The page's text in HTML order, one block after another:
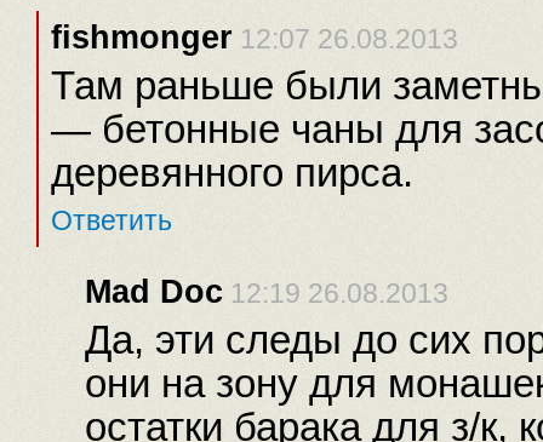
fishmonger 12:07 26.08.2013
Там раньше были
— бетонные чаны для
деревянного пирса.
Ответить
Mad Doc 12:19 26.08.2013
Да, эти следы до сих
они на зону для
остатки барака для з/к,